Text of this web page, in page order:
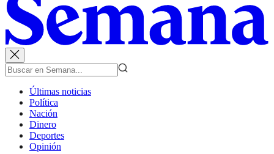
Últimas noticias
Política
Nación
Dinero
Deportes
Opinión